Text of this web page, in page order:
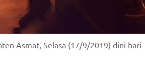
Asmat, Selasa (17/9/2019) dini hari